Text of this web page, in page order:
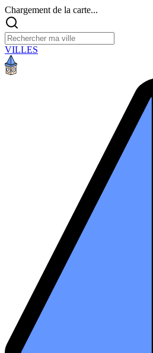
Chargement de la carte...
VILLES